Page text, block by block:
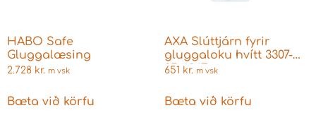
HABO Safe
Gluggalæsing
2.728 kr. m vsk
Bæta við körfu
AXA Slúttjárn fyrir
gluggaloku hvítt 3307-
85-68/E
651 kr. m vsk
Bæta við körfu